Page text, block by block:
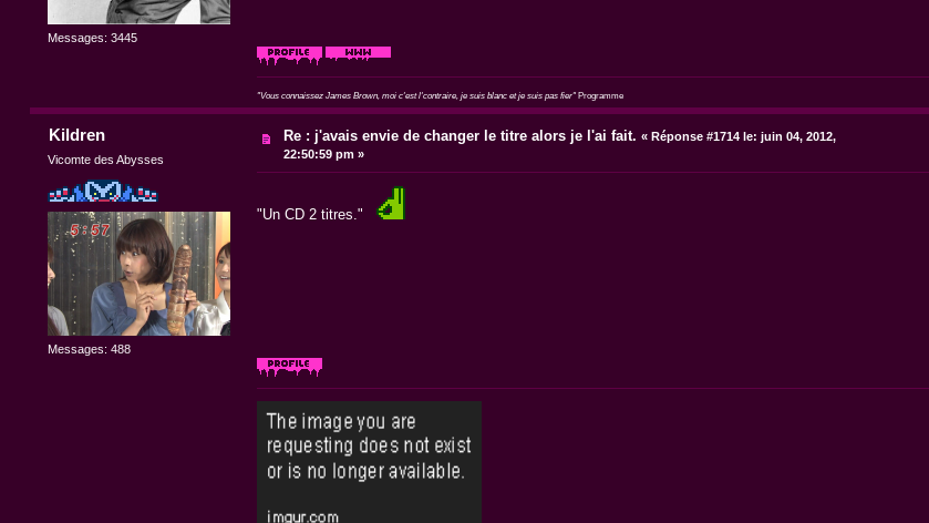
Messages: 3445
"Vous connaissez James Brown, moi c'est l'contraire, je suis blanc et je suis pas fier"Programme
Kildren
Vicomte des Abysses
Messages: 488
Re : j'avais envie de changer le titre alors je l'ai fait. « Réponse #1714 le: juin 04, 2012,
22:50:59 pm »
"Un CD 2 titres."